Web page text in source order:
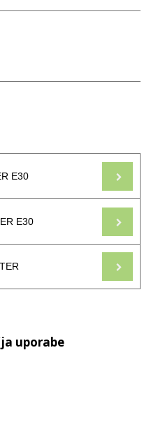
E30
E30
uporabe